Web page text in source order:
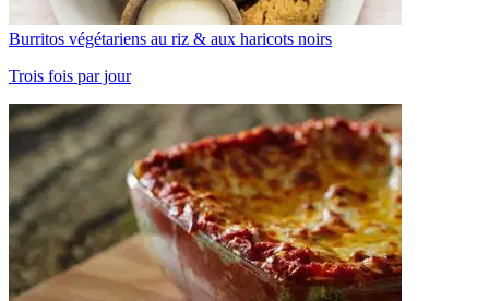
Burritos végétariens au riz & aux haricots noirs
Trois fois par jour